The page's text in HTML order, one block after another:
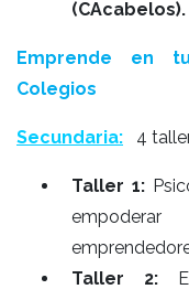
(CAcabelos).
Emprende en
Colegios
Secundaria: 4
Taller 1:
Taller 2: